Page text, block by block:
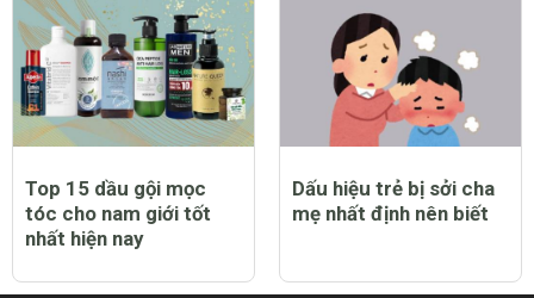
Top 12 thuốc tẩy quần
áo trắng sạch tốt nhất
hiện nay
Top 13 dầu gội cho da
dầu tốt nhất hiện nay